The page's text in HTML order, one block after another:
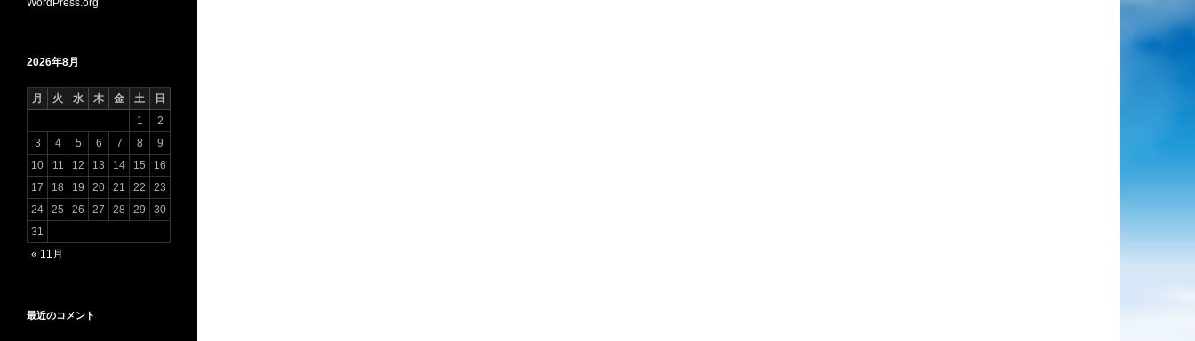
WordPress.org
2026年8月
月 火 水 木 金 土
日
1
2
3
4 5 6 7 8
9
10
11 12 13 14 15
16
17
18 19 20 21 22
23
24
25 26 27 28 29
30
31
« 11月
最近のコメント